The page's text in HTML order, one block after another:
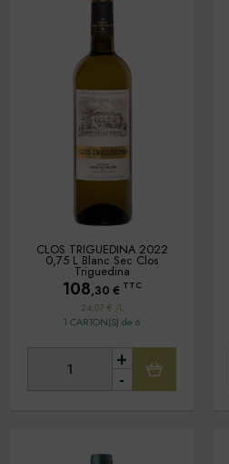
CLOS TRIGUEDINA 2022
0,75 L Blanc Sec Clos
Triguedina
108,30 € TTC
24,07 € /L
1 CARTON(S) de 6
-
+